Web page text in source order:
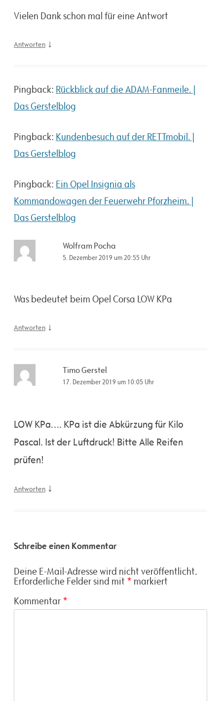
Vielen Dank schon mal für eine Antwort
Antworten ↓
Pingback: Rückblick auf die ADAM-Fanmeile. |
Das Gerstelblog
Pingback: Kundenbesuch auf der RETTmobil. |
Das Gerstelblog
Pingback: Ein Opel Insignia als
Kommandowagen der Feuerwehr Pforzheim. |
Das Gerstelblog
Wolfram Pocha
5. Dezember 2019 um 20:55 Uhr
Was bedeutet beim Opel Corsa LOW KPa
Antworten ↓
Timo Gerstel
17. Dezember 2019 um 10:05 Uhr
LOW KPa…. KPa ist die Abkürzung für Kilo
Pascal. Ist der Luftdruck! Bitte Alle Reifen
prüfen!
Antworten ↓
Schreibe einen Kommentar
Deine E-Mail-Adresse wird nicht veröffentlicht.
Erforderliche Felder sind mit * markiert
Kommentar *